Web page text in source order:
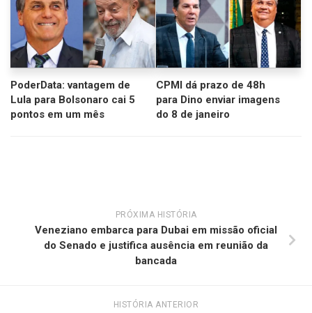
PoderData: vantagem de
Lula para Bolsonaro cai 5
pontos em um mês
CPMI dá prazo de 48h
para Dino enviar imagens
do 8 de janeiro
PRÓXIMA HISTÓRIA
Veneziano embarca para Dubai em missão oficial
do Senado e justifica ausência em reunião da
bancada
HISTÓRIA ANTERIOR